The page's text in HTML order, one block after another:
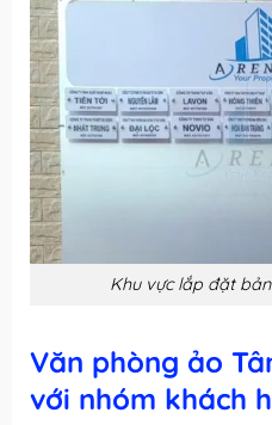
Khu vực lắp đặt
Văn phòng ảo
với nhóm khách